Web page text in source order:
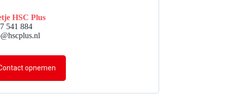
HSC Plus
541 884
opnemen